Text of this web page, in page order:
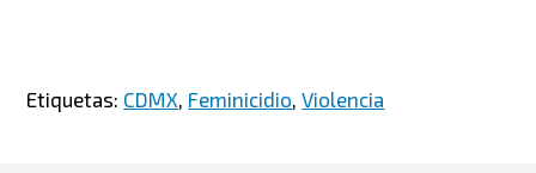
Etiquetas: CDMX, Feminicidio,Violencia